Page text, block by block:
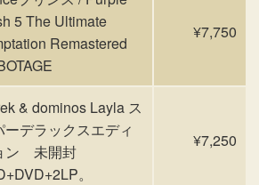
5 The Ultimate
Remastered
¥7,750
& dominos Layla ス
ーデラックスエディ
ン 未開封
。
¥7,250